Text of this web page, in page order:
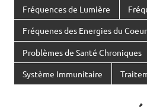
Fréquences de Lumière
Fréquenes des Energies du Coeur
Problèmes de Santé Chroniques
Système Immunitaire